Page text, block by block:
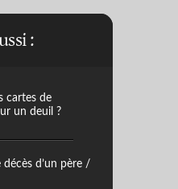
:
cartes de
un deuil ?
d’un père /